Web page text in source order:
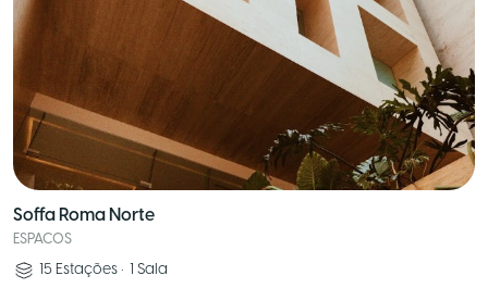
Soffa Roma Norte
ESPACOS
15 Estações • 1 Sala